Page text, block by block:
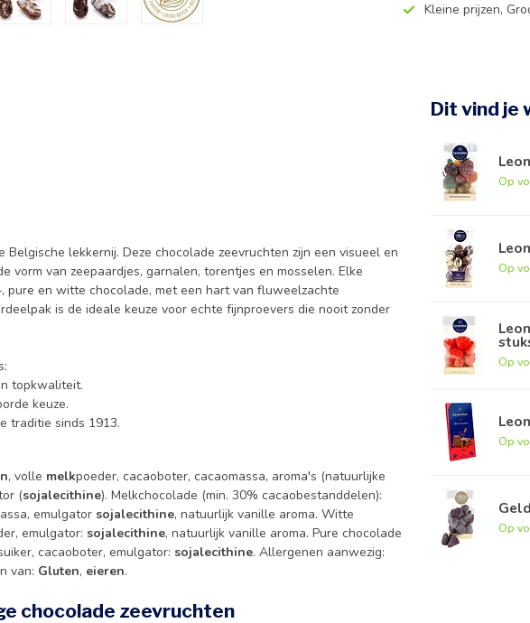
Kleine prijzen,
lekkernij. Deze chocolade zeevruchten zijn een visueel en
vorm van zeepaardjes, garnalen, torentjes en mosselen. Elke
pure en witte chocolade, met een hart van fluweelzachte
is de ideale keuze voor echte fijnproevers die nooit zonder
topkwaliteit.
keuze.
traditie sinds 1913.
, volle melkpoeder, cacaoboter, cacaomassa, aroma's (natuurlijke
(sojalecithine). Melkchocolade (min. 30% cacaobestanddelen):
emulgator sojalecithine, natuurlijk vanille aroma. Witte
emulgator: sojalecithine, natuurlijk vanille aroma. Pure chocolade
cacaoboter, emulgator: sojalecithine. Allergenen aanwezig:
van: Gluten, eieren.
chocolade zeevruchten
Dit vind je
Op
Op
Op
Op
Op